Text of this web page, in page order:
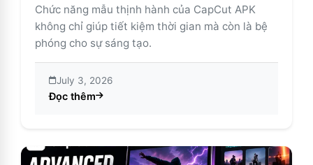
Chức năng mẫu thịnh hành của CapCut APK
không chỉ giúp tiết kiệm thời gian mà còn là bệ
phóng cho sự sáng tạo.
July 3, 2026
Đọc thêm
about Các mẫu CapCut APK đang thịnh hành: Nâng